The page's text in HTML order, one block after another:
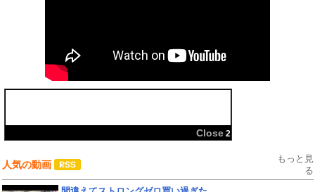
Close 2
人気の動画
もっと見
る